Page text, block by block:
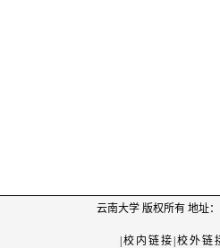
云南大学 版权所有 地址
|校内链接|校外